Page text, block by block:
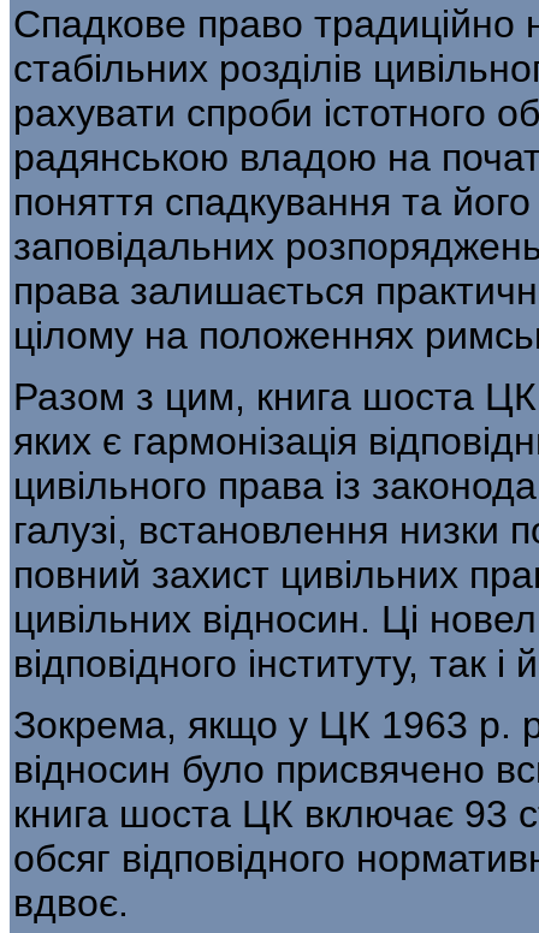
Спадкове право
стабільних розділів
рахувати спроби істотного
радянською владою на
поняття спадкування та
заповідальних
права залишається
цілому на положеннях
Разом з цим, книга шоста
яких є гармонізація
цивільного права із
галузі, встановлення
повний захист цивільних
цивільних відносин. Ці
відповідного інституту, так і
Зокрема, якщо у ЦК 1963 р.
відносин було присвячено
книга шоста ЦК включає 93
обсяг відповідного
вдвоє.